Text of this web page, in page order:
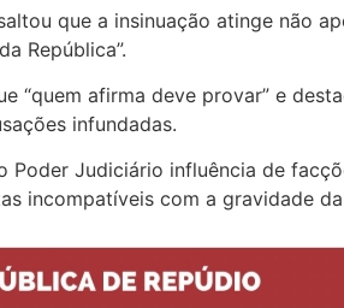
que a insinuação atinge não
República”.
“quem afirma deve provar” e
infundadas.
Poder Judiciário influência de
incompatíveis com a gravidade